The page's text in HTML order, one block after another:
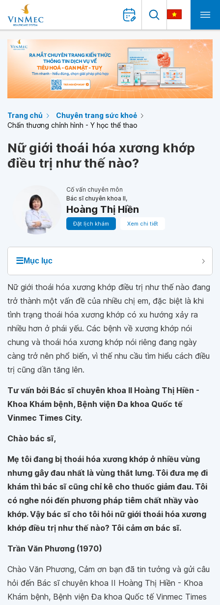
Trang chủ
Chuyên trang sức khoẻ
Chấn thương chỉnh hình - Y học thể thao
Nữ giới thoái hóa xương khớp
điều trị như thế nào?
Cố vấn chuyên môn
Bác sĩ chuyên khoa II,
Hoàng Thị Hiền
Đặt lịch khám Xem chi tiết
☰Mục lục
Nữ giới thoái hóa xương khớp điều trị như thế nào đang
trở thành một vấn đề của nhiều chị em, đặc biệt là khi
tình trạng thoái hóa xương khớp có xu hướng xảy ra
nhiều hơn ở phái yếu. Các bệnh về xương khớp nói
chung và thoái hóa xương khớp nói riêng đang ngày
càng trở nên phổ biến, vì thế nhu cầu tìm hiểu cách điều
trị cũng dần tăng lên.
Tư vấn bởi Bác sĩ chuyên khoa II Hoàng Thị Hiền -
Khoa Khám bệnh, Bệnh viện Đa khoa Quốc tế
Vinmec Times City.
Chào bác sĩ,
Mẹ tôi đang bị thoái hóa xương khớp ở nhiều vùng
nhưng gây đau nhất là vùng thắt lưng. Tôi đưa mẹ đi
khám thì bác sĩ cũng chỉ kê cho thuốc giảm đau. Tôi
có nghe nói đến phương pháp tiêm chất nhầy vào
khớp. Vậy bác sĩ cho tôi hỏi nữ giới thoái hóa xương
khớp điều trị như thế nào? Tôi cảm ơn bác sĩ.
Trần Văn Phương (1970)
Chào Văn Phương, Cảm ơn bạn đã tin tưởng và gửi câu
hỏi đến Bác sĩ chuyên khoa II Hoàng Thị Hiền - Khoa
Khám bệnh, Bệnh viện Đa khoa Quốc tế Vinmec Times